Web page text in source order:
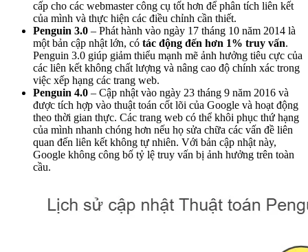
cấp cho các webmaster công cụ tốt hơn để phân tích liên kết
của mình và thực hiện các điều chỉnh cần thiết.
Penguin 3.0 – Phát hành vào ngày 17 tháng 10 năm 2014 là
một bản cập nhật lớn, có tác động đến hơn 1% truy vấn.
Penguin 3.0 giúp giảm thiểu mạnh mẽ ảnh hưởng tiêu cực của
các liên kết không chất lượng và nâng cao độ chính xác trong
việc xếp hạng các trang web.
Penguin 4.0 – Cập nhật vào ngày 23 tháng 9 năm 2016 và
được tích hợp vào thuật toán cốt lõi của Google và hoạt động
theo thời gian thực. Các trang web có thể khôi phục thứ hạng
của mình nhanh chóng hơn nếu họ sửa chữa các vấn đề liên
quan đến liên kết không tự nhiên. Với bản cập nhật này,
Google không công bố tỷ lệ truy vấn bị ảnh hưởng trên toàn
cầu.